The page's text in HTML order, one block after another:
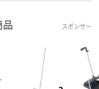
スポンサー